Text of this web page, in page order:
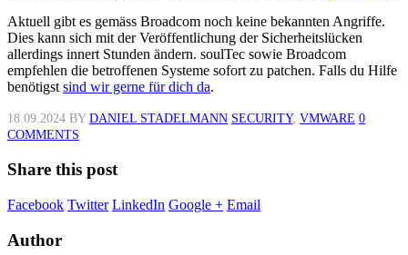
Aktuell gibt es gemäss Broadcom noch keine bekannten Angriffe.
Dies kann sich mit der Veröffentlichung der Sicherheitslücken
allerdings innert Stunden ändern. soulTec sowie Broadcom
empfehlen die betroffenen Systeme sofort zu patchen. Falls du Hilfe
benötigstsind wir gerne für dich da.
18.09.2024 BY DANIEL STADELMANN SECURITY, VMWARE 0
COMMENTS
Share this post
Facebook Twitter LinkedIn Google + Email
Author